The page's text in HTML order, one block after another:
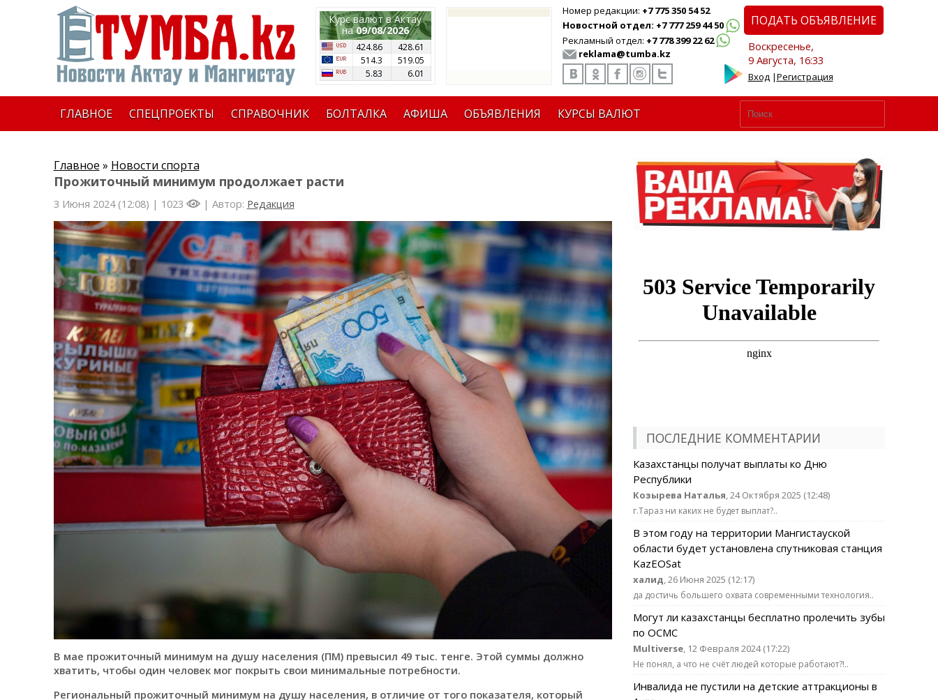
Курс валют в Актау
на09/08/2026
424.86
428.61
514.3
519.05
5.83
6.01
Номер редакции: +7 775 350 54 52
Новостной отдел: +7 777 259 44 50
Рекламный отдел: +7 778 399 22 62
reklama@tumba.kz
ПОДАТЬ ОБЪЯВЛЕНИЕ
Воскресенье,
9 Августа, 16:33
Вход|Регистрация
ГЛАВНОЕ СПЕЦПРОЕКТЫ СПРАВОЧНИК БОЛТАЛКА АФИША ОБЪЯВЛЕНИЯ КУРСЫ ВАЛЮТ
Главное » Новости спорта
Прожиточный минимум продолжает расти
3 Июня 2024 (12:08) | 1023 | Автор: Редакция
В мае прожиточный минимум на душу населения (ПМ) превысил 49 тыс. тенге. Этой суммы должно
хватить, чтобы один человек мог покрыть свои минимальные потребности.
Региональный прожиточный минимум на душу населения, в отличие от того показателя, который
ПОСЛЕДНИЕ КОММЕНТАРИИ
Казахстанцы получат выплаты ко Дню
Республики
Козырева Наталья, 24 Октября 2025 (12:48)
г.Тараз ни каких не будет выплат?..
В этом году на территории Мангистауской
области будет установлена спутниковая станция
KazEOSat
халид, 26 Июня 2025 (12:17)
да достичь большего охвата современными технология..
Могут ли казахстанцы бесплатно пролечить зубы
по ОСМС
Multiverse, 12 Февраля 2024 (17:22)
Не понял, а что не счёт людей которые работают?!..
Инвалида не пустили на детские аттракционы в